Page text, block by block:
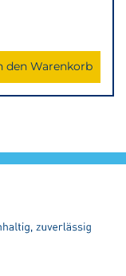
den Warenkorb